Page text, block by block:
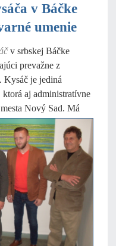
v Báčke
umenie
v srbskej Báčke
prevažne z
. Kysáč je jediná
ktorá aj administratívne
Nový Sad. Má